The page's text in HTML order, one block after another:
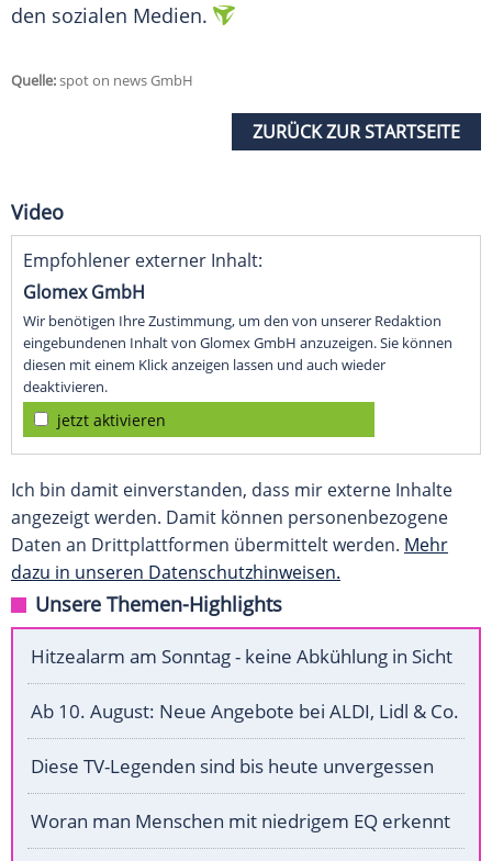
den sozialen Medien.
Quelle:spot on news GmbH
ZURÜCK ZUR STARTSEITE
Video
Empfohlener externer Inhalt:
Glomex GmbH
Wir benötigen Ihre Zustimmung, um den von unserer Redaktion
eingebundenen Inhalt von Glomex GmbH anzuzeigen. Sie können
diesen mit einem Klick anzeigen lassen und auch wieder
deaktivieren.
jetzt aktivieren
Ich bin damit einverstanden, dass mir externe Inhalte
angezeigt werden. Damit können personenbezogene
Daten an Drittplattformen übermittelt werden. Mehr
dazu in unseren Datenschutzhinweisen.
Unsere Themen-Highlights
Hitzealarm am Sonntag - keine Abkühlung in Sicht
Ab 10. August: Neue Angebote bei ALDI, Lidl & Co.
Diese TV-Legenden sind bis heute unvergessen
Woran man Menschen mit niedrigem EQ erkennt